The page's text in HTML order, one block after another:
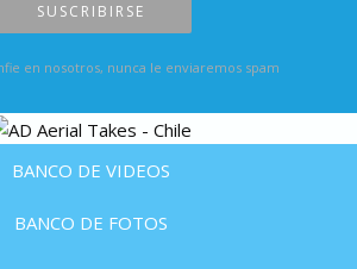
SUSCRIBIRSE
en nosotros, nunca le enviaremos spam
BANCO DE VIDEOS
BANCO DE FOTOS